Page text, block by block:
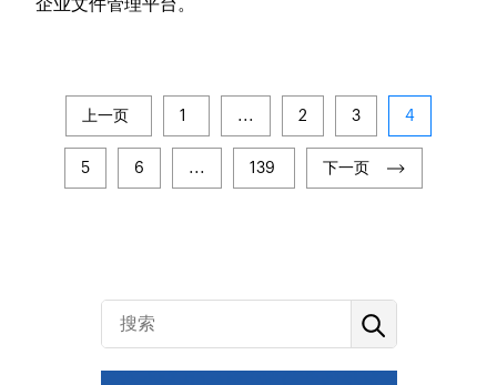
上一页 1 ... 2 3 4
5 6 ... 139 下一页